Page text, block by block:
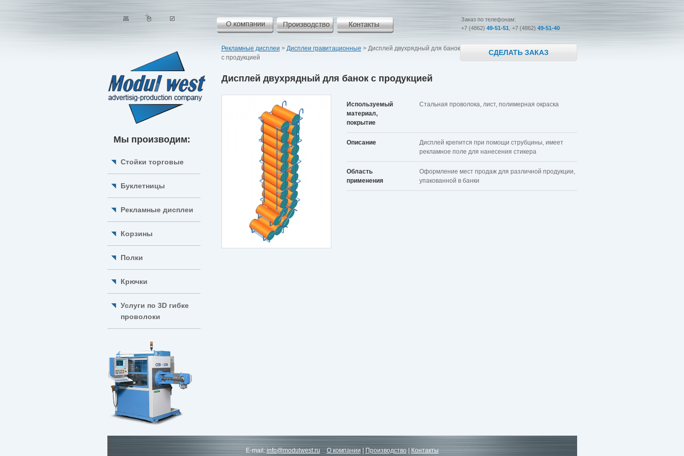
Заказ по телефонам:
+7 (4862) 49-51-51 , +7 (4862) 49-51-40
Мы производим:
Стойки торговые
Буклетницы
Рекламные дисплеи
Корзины
Полки
Крючки
Услуги по 3D гибке
проволоки
СДЕЛАТЬ ЗАКАЗ
Рекламные дисплеи > Дисплеи гравитационные > Дисплей двухрядный для банок
с продукцией
Дисплей двухрядный для банок с продукцией
Используемый
материал,
покрытие
Стальная проволока, лист, полимерная окраска
Описание
Дисплей крепится при помощи струбцины, имеет
рекламное поле для нанесения стикера
Область
применения
Оформление мест продаж для различной продукции,
упакованной в банки
E-mail: info@modulwest.ru О компании Производство| Контакты